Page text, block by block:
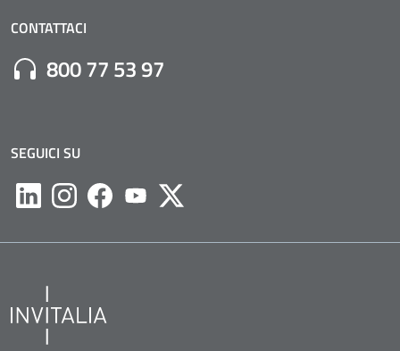
CONTATTACI
Numero di Telefono:
800 77 53 97
SEGUICI SU
LikedinInstagramFacebookYoutubeTwitter